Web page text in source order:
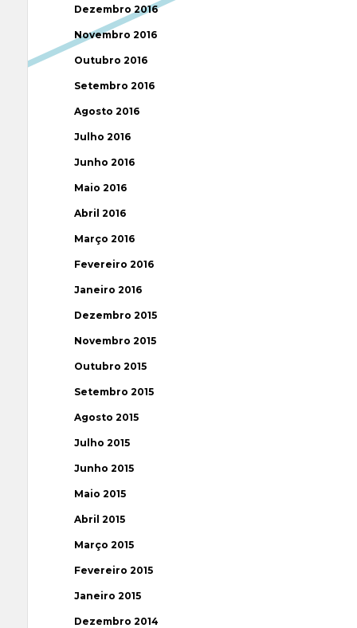
Dezembro 2016
Novembro 2016
Outubro 2016
Setembro 2016
Agosto 2016
Julho 2016
Junho 2016
Maio 2016
Abril 2016
Março 2016
Fevereiro 2016
Janeiro 2016
Dezembro 2015
Novembro 2015
Outubro 2015
Setembro 2015
Agosto 2015
Julho 2015
Junho 2015
Maio 2015
Abril 2015
Março 2015
Fevereiro 2015
Janeiro 2015
Dezembro 2014